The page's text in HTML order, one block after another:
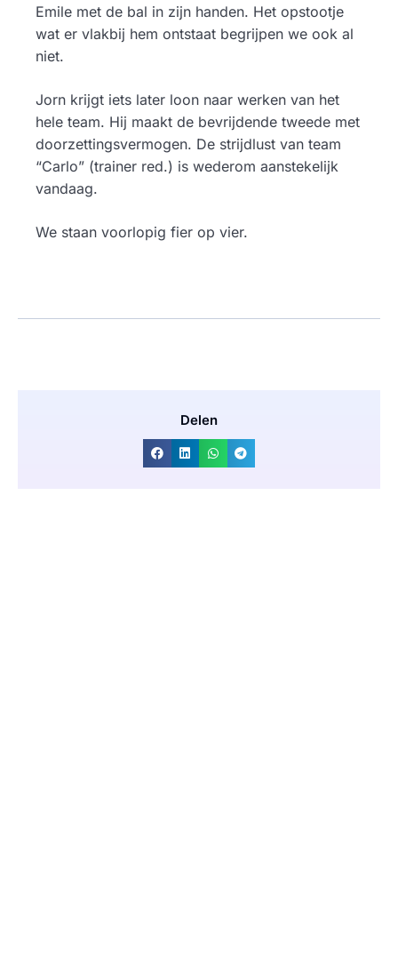
Emile met de bal in zijn handen. Het opstootje
wat er vlakbij hem ontstaat begrijpen we ook al
niet.
Jorn krijgt iets later loon naar werken van het
hele team. Hij maakt de bevrijdende tweede met
doorzettingsvermogen. De strijdlust van team
“Carlo” (trainer red.) is wederom aanstekelijk
vandaag.
We staan voorlopig fier op vier.
Delen